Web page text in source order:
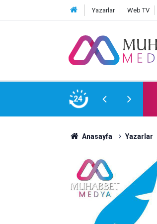
Yazarlar Web TV
24
Anasayfa Yazarlar